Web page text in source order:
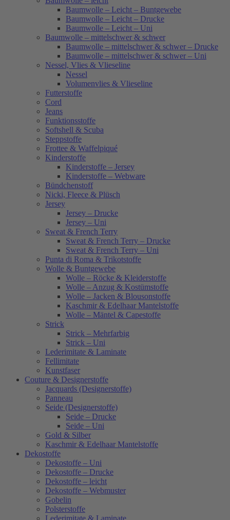
Baumwolle – Leicht – Buntgewebe
Baumwolle – Leicht – Drucke
Baumwolle – Leicht – Uni
Baumwolle – mittelschwer & schwer
Baumwolle – mittelschwer & schwer – Drucke
Baumwolle – mittelschwer & schwer – Uni
Nessel, Vlies & Vlieseline
Nessel
Volumenvlies & Vlieseline
Futterstoffe
Cord
Jeans
Funktionsstoffe
Softshell & Scuba
Steppstoffe
Frottee & Waffelpiqué
Kinderstoffe
Kinderstoffe – Jersey
Kinderstoffe – Webware
Bündchenstoff
Nicki, Fleece & Plüsch
Jersey
Jersey – Drucke
Jersey – Uni
Sweat & French Terry
Sweat & French Terry – Drucke
Sweat & French Terry – Uni
Punta di Roma & Trikotstoffe
Wolle & Buntgewebe
Wolle – Röcke & Kleiderstoffe
Wolle – Anzug & Kostümstoffe
Wolle – Jacken & Blousonstoffe
Kaschmir & Edelhaar Mantelstoffe
Wolle – Mäntel & Capestoffe
Strick
Strick – Mehrfarbig
Strick – Uni
Lederimitate & Laminate
Fellimitate
Kunstfaser
Couture & Designerstoffe
Jacquards (Designerstoffe)
Panneau
Seide (Designerstoffe)
Seide – Drucke
Seide – Uni
Gold & Silber
Kaschmir & Edelhaar Mantelstoffe
Dekostoffe
Dekostoffe – Uni
Dekostoffe – Drucke
Dekostoffe – leicht
Dekostoffe – Webmuster
Gobelin
Polsterstoffe